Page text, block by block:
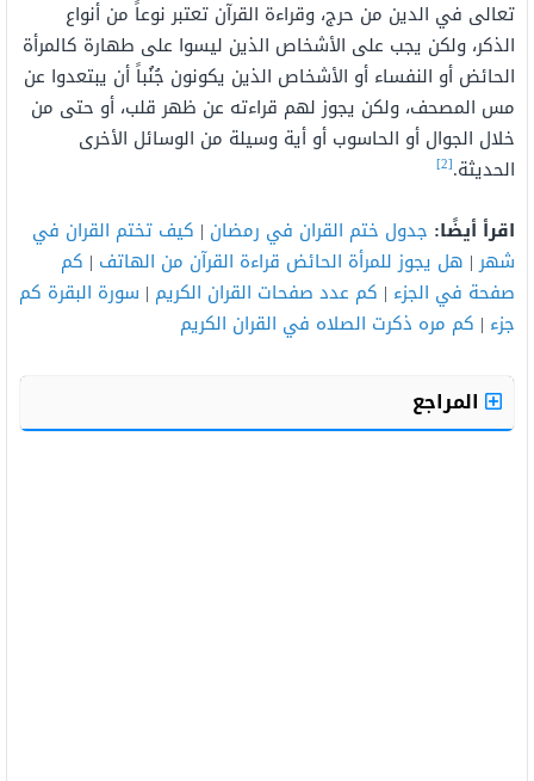
تعالى في الدين من حرج، وقراءة القرآن تعتبر نوعاً من أنواع
الذكر، ولكن يجب على الأشخاص الذين ليسوا على طهارة كالمرأة
الحائض أو النفساء أو الأشخاص الذين يكونون جُنُباً أن يبتعدوا عن
مس المصحف، ولكن يجوز لهم قراءته عن ظهر قلب، أو حتى من
خلال الجوال أو الحاسوب أو أية وسيلة من الوسائل الأخرى
الحديثة.[2]
اقرأ أيضًا: جدول ختم القران في رمضان | كيف تختم القران في
شهر| هل يجوز للمرأة الحائض قراءة القرآن من الهاتف | كم
صفحة في الجزء | كم عدد صفحات القران الكريم | سورة البقرة كم
جزء | كم مره ذكرت الصلاه في القران الكريم
المراجع